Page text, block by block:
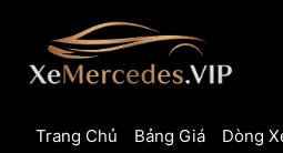
content
Trang Chủ Bảng Giá Dòng